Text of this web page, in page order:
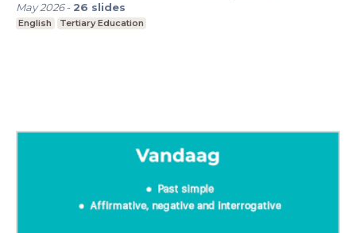
May 2026- 26 slides
English Tertiary Education